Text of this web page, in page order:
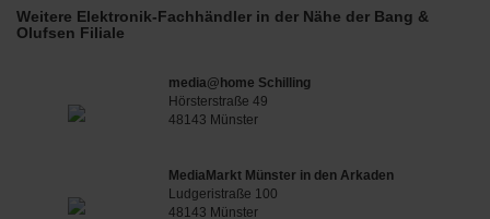
Weitere Elektronik-Fachhändler in der Nähe der Bang &
Olufsen Filiale
media@home Schilling
Hörsterstraße 49
48143 Münster
MediaMarkt Münster in den Arkaden
Ludgeristraße 100
48143 Münster